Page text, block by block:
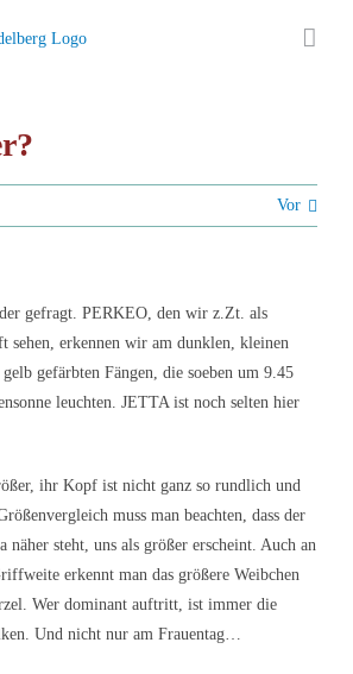
Vor
gefragt. PERKEO, den wir z.Zt. als
sehen, erkennen wir am dunklen, kleinen
gefärbten Fängen, die soeben um 9.45
leuchten. JETTA ist noch selten hier
ihr Kopf ist nicht ganz so rundlich und
muss man beachten, dass der
näher steht, uns als größer erscheint. Auch an
erkennt man das größere Weibchen
Wer dominant auftritt, ist immer die
Und nicht nur am Frauentag…